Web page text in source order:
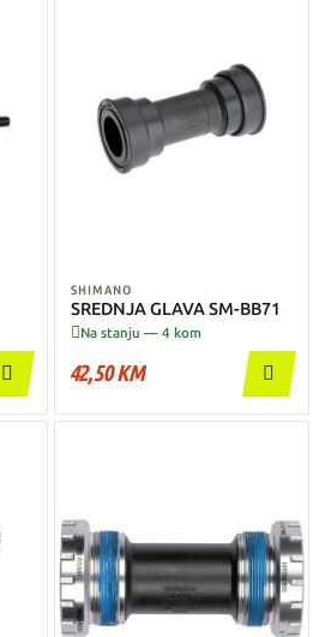

SHIMANO
SREDNJA GLAVA SM-BB71
Na stanju — 4 kom
42,50 KM 